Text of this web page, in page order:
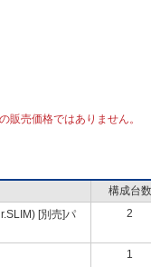
売価格ではありません。
構成台数
[別売]パ
2
1